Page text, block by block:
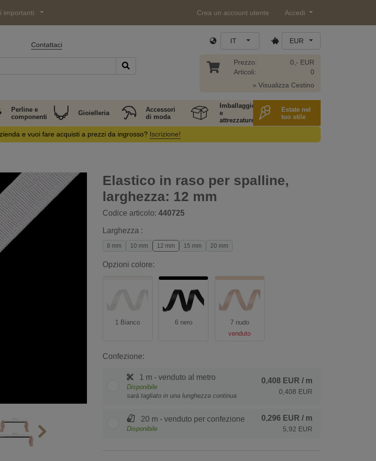
importanti: Crea un account utente Accedi
Contattaci IT EUR
Prezzo:
Articoli:
0,- EUR
0
» Visualizza Cestino
Perline e
componenti
Gioielleria
Accessori
di moda
Imballaggio
e
attrezzature
Estate nel
tuo stile
e vuoi fare acquisti a prezzi da ingrosso? Iscrizione!
Elastico in raso per spalline,
larghezza: 12 mm
Codice articolo: 440725
Larghezza :
8 mm 10 mm 12 mm 15 mm 20 mm
Opzioni colore:
1 Bianco 6 nero
7 nudo
venduto
Confezione:
1 m - venduto al metro
Disponibile
sarà tagliato in una lunghezza continua
0,408 EUR / m
0,408 EUR
20 m - venduto per confezione
Disponibile
0,296 EUR / m
5,92 EUR